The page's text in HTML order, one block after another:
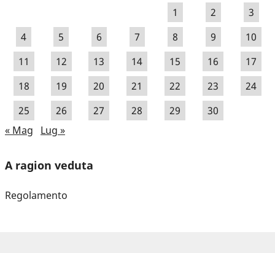
1
2
3
4
5 6 7 8 9
10
11
12 13 14 15 16
17
18
19 20 21 22 23
24
25
26 27 28 29
30
« Mag
Lug »
A ragion veduta
Regolamento